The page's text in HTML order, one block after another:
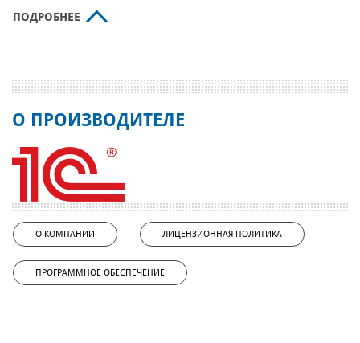
ПОДРОБНЕЕ
О ПРОИЗВОДИТЕЛЕ
О КОМПАНИИ ЛИЦЕНЗИОННАЯ ПОЛИТИКА
ПРОГРАММНОЕ ОБЕСПЕЧЕНИЕ